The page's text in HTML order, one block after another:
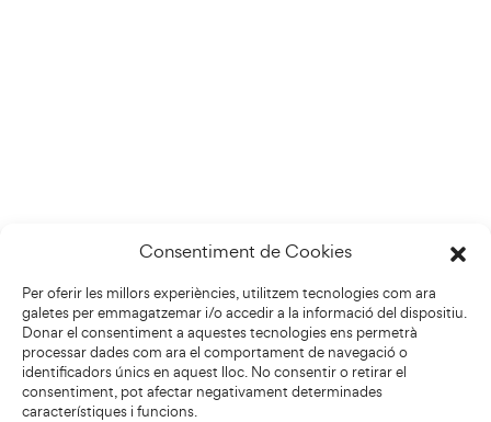
Consentiment de Cookies
Per oferir les millors experiències, utilitzem tecnologies com ara
galetes per emmagatzemar i/o accedir a la informació del dispositiu.
Donar el consentiment a aquestes tecnologies ens permetrà
processar dades com ara el comportament de navegació o
identificadors únics en aquest lloc. No consentir o retirar el
consentiment, pot afectar negativament determinades
característiques i funcions.